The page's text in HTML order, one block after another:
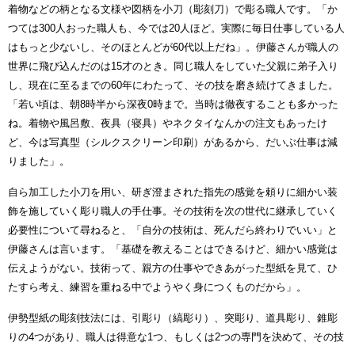
着物などの柄となる文様や図柄を小刀（彫刻刀）で彫る職人です。「か
つては300人おった職人も、今では20人ほど。実際に毎日仕事している人
はもっと少ないし、そのほとんどが60代以上だね」。伊藤さんが職人の
世界に飛び込んだのは15才のとき。同じ職人をしていた父親に弟子入り
し、現在に至るまでの60年にわたって、その技を磨き続けてきました。
「若い頃は、朝8時半から深夜0時まで。当時は徹夜することも多かった
ね。着物や風呂敷、夜具（寝具）やネクタイなんかの注文もあったけ
ど、今は写真型（シルクスクリーン印刷）があるから、だいぶ仕事は減
りました」。
自ら加工した小刀を用い、研ぎ澄まされた指先の感覚を頼りに細かい装
飾を施していく彫り職人の手仕事。その技術を次の世代に継承していく
必要性について尋ねると、「自分の技術は、死んだら終わりでいい」と
伊藤さんは言います。「基礎を教えることはできるけど、細かい感覚は
伝えようがない。技術って、親方の仕事やできあがった型紙を見て、ひ
たすら考え、練習を重ねる中でようやく身につくものだから」。
伊勢型紙の彫刻技法には、引彫り（縞彫り）、突彫り、道具彫り、錐彫
りの4つがあり、職人は得意な1つ、もしくは2つの専門を決めて、その技